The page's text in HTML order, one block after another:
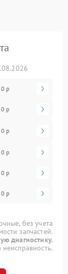
р
р
р
р
р
р
без учета
запчастей.
диагностику.